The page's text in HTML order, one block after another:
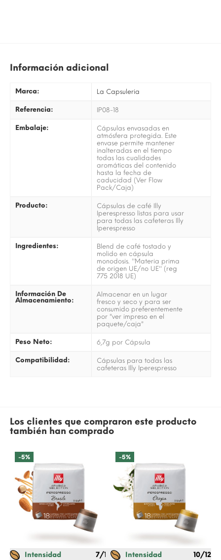
Información adicional
Marca: La Capsuleria
Referencia: IP08-18
Embalaje:
Cápsulas envasadas en
atmósfera protegida. Este
envase permite mantener
inalteradas en el tiempo
todas las cualidades
aromáticas del contenido
hasta la fecha de
caducidad (Ver Flow
Pack/Caja)
Producto:
Cápsulas de café Illy
Iperespresso listas para usar
para todas las cafeteras Illy
Iperespresso
Ingredientes:
Blend de café tostado y
molido en cápsula
monodosis. ''Materia prima
de origen UE/no UE'' (reg
775 2018 UE)
Información De
Almacenamiento:
Almacenar en un lugar
fresco y seco y para ser
consumido preferentemente
por "ver impreso en el
paquete/caja"
Peso Neto: 6,7g por Cápsula
Compatibilidad:
Cápsulas para todas las
cafeteras Illy Iperespresso
Los clientes que compraron este producto
también han comprado
-5%
Intensidad
7/12
-5%
Intensidad
10/12